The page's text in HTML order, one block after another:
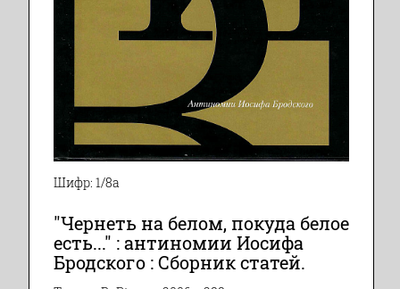
Шифр: 1/8а
"Чернеть на белом, покуда белое
есть..." : антиномии Иосифа
Бродского : Сборник статей.